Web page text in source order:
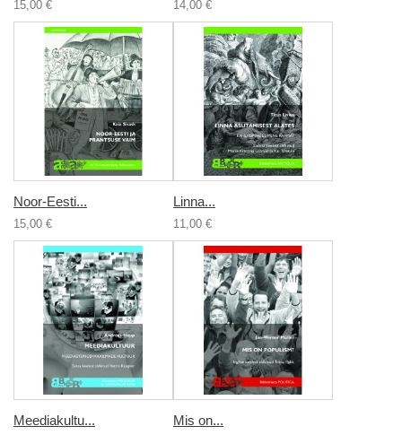
15,00 € 14,00 €
Noor-Eesti...
15,00 €
Linna...
11,00 €
Meediakultu... Mis on...